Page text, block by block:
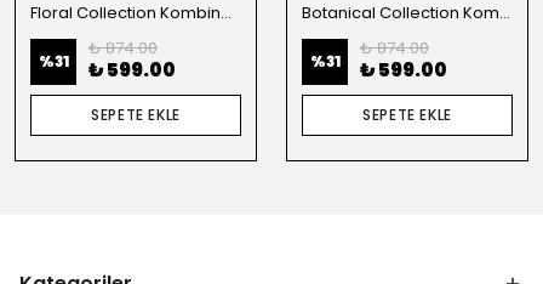
Floral Collection Kombine Çarşaf Takımı
%31
₺ 874.00
₺ 599.00
SEPETE EKLE
Botanical Collection Kombine Çarşaf Takımı
%31
₺ 874.00
₺ 599.00
SEPETE EKLE